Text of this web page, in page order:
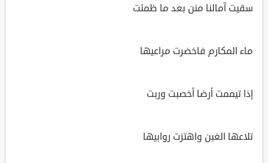
سقيت آمالنا منن بعد ما ظمئت
ماء المكارم فاخضرت مراعيها
إذا تيممت أرضا أخصبت وربت
تلاعها الغبن واهتزت روابيها